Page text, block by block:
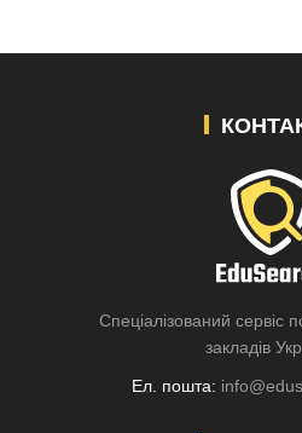
Спеціалізований сервіс
закладів
Ел. пошта: